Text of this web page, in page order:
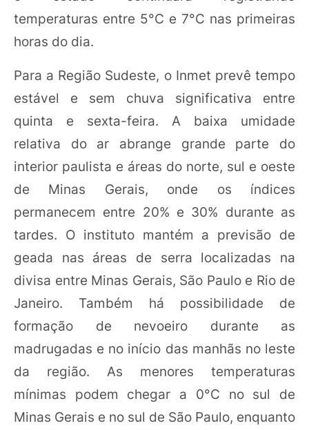
temperaturas entre 5°C e 7°C nas primeiras
horas do dia.
Para a Região Sudeste, o Inmet prevê tempo
estável e sem chuva significativa entre
quinta e sexta-feira. A baixa umidade
relativa do ar abrange grande parte do
interior paulista e áreas do norte, sul e oeste
de Minas Gerais, onde os índices
permanecem entre 20% e 30% durante as
tardes. O instituto mantém a previsão de
geada nas áreas de serra localizadas na
divisa entre Minas Gerais, São Paulo e Rio de
Janeiro. Também há possibilidade de
formação de nevoeiro durante as
madrugadas e no início das manhãs no leste
da região. As menores temperaturas
mínimas podem chegar a 0°C no sul de
Minas Gerais e no sul de São Paulo, enquanto